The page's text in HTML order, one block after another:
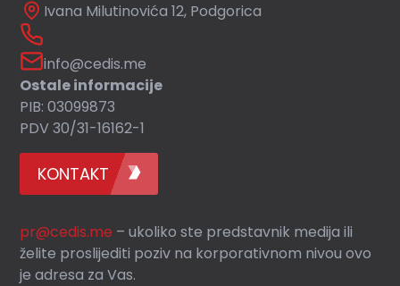
Ivana Milutinovića 12, Podgorica
info@cedis.me
Ostale informacije
PIB: 03099873
PDV 30/31-16162-1
KONTAKT
pr@cedis.me – ukoliko ste predstavnik medija ili
želite proslijediti poziv na korporativnom nivou ovo
je adresa za Vas.